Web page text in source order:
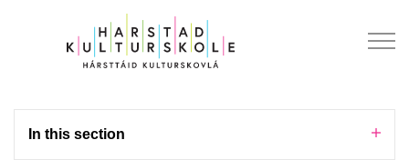
In this section